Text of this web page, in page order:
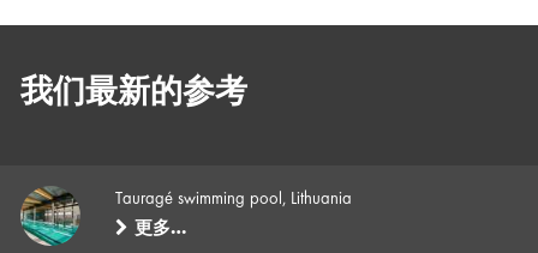
我们最新的参考
Tauragé swimming pool, Lithuania
更多…